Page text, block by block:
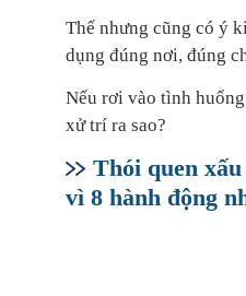
Thế nhưng cũng có ý
dụng đúng nơi, đúng
Nếu rơi vào tình
xử trí ra sao?
Thói quen
vì 8 hành động